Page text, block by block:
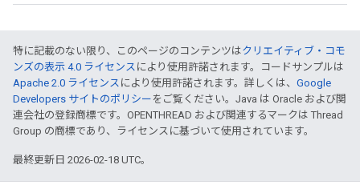
特に記載のない限り、このページのコンテンツはクリエイティブ・コモ
ンズの表示 4.0 ライセンス により使用許諾されます。コードサンプルは
Apache 2.0 ライセンス により使用許諾されます。詳しくは、 Google
Developers サイトのポリシー をご覧ください。Java は Oracle および関
連会社の登録商標です。OPENTHREAD および関連するマークは Thread
Group の商標であり、ライセンスに基づいて使用されています。
最終更新日 2026-02-18 UTC。